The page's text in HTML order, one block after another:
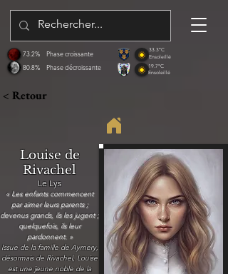
80.8%
73.2%
Phase décroissante
Phase croissante
33.3°C
Ensoleillé
19.7°C
Ensoleillé
< Retour
Louise de
Rivachel
Le Lys
« Les enfants commencent
par aimer leurs parents ;
devenus grands, ils les jugent ;
quelquefois, ils leur
pardonnent. »
Issue de la famille de Aymery,
désormais de Rivachel, Louise
est une jeune noble de la